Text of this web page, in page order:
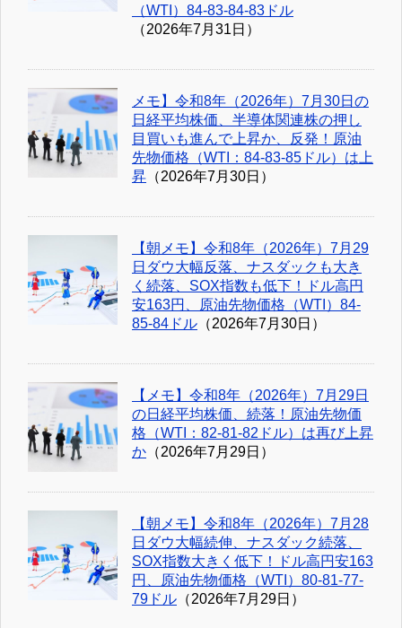
（WTI）84-83-84-83ドル
（2026年7月31日）
メモ】令和8年（2026年）7月30日の
日経平均株価、半導体関連株の押し
目買いも進んで上昇か、反発！原油
先物価格（WTI：84-83-85ドル）は上
昇 （2026年7月30日）
【朝メモ】令和8年（2026年）7月29
日ダウ大幅反落、ナスダックも大き
く続落、SOX指数も低下！ドル高円
安163円、原油先物価格（WTI）84-
85-84ドル （2026年7月30日）
【メモ】令和8年（2026年）7月29日
の日経平均株価、続落！原油先物価
格（WTI：82-81-82ドル）は再び上昇
か （2026年7月29日）
【朝メモ】令和8年（2026年）7月28
日ダウ大幅続伸、ナスダック続落、
SOX指数大きく低下！ドル高円安163
円、原油先物価格（WTI）80-81-77-
79ドル （2026年7月29日）